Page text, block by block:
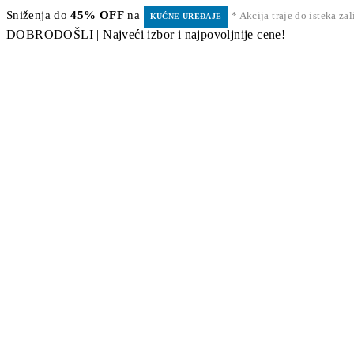
Sniženja do45% OFF na KUĆNE UREĐAJE * Akcija traje do isteka
DOBRODOŠLI | Najveći izbor i najpovoljnije cene!